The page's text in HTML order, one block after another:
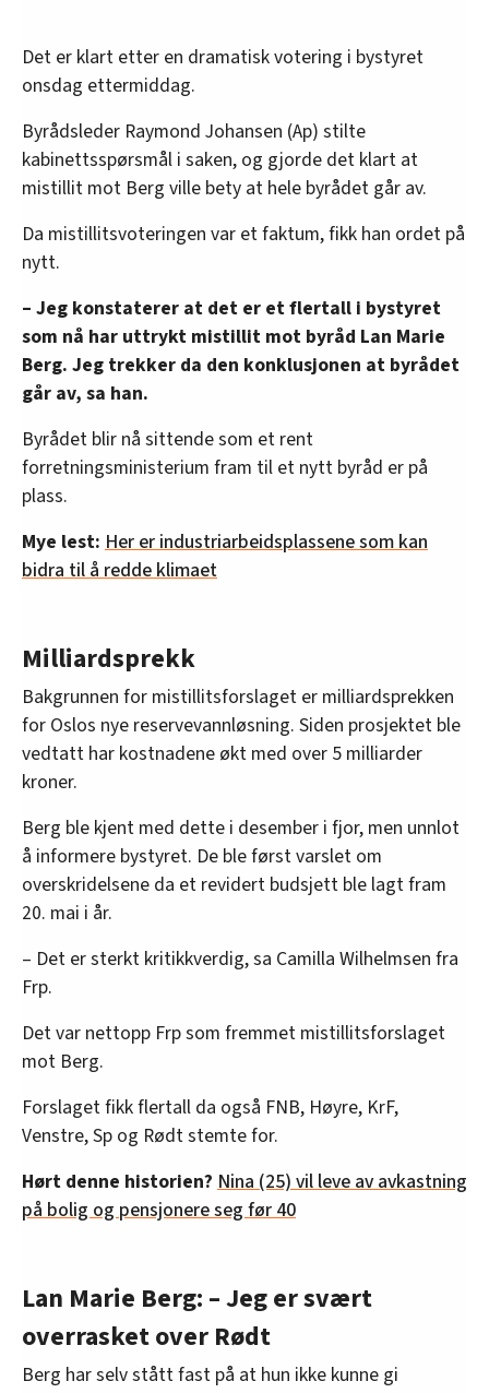
Det er klart etter en dramatisk votering i bystyret
onsdag ettermiddag.
Byrådsleder Raymond Johansen (Ap) stilte
kabinettsspørsmål i saken, og gjorde det klart at
mistillit mot Berg ville bety at hele byrådet går av.
Da mistillitsvoteringen var et faktum, fikk han ordet på
nytt.
– Jeg konstaterer at det er et flertall i bystyret
som nå har uttrykt mistillit mot byråd Lan Marie
Berg. Jeg trekker da den konklusjonen at byrådet
går av, sa han.
Byrådet blir nå sittende som et rent
forretningsministerium fram til et nytt byråd er på
plass.
Mye lest: Her er industriarbeidsplassene som kan
bidra til å redde klimaet
Milliardsprekk
Bakgrunnen for mistillitsforslaget er milliardsprekken
for Oslos nye reservevannløsning. Siden prosjektet ble
vedtatt har kostnadene økt med over 5 milliarder
kroner.
Berg ble kjent med dette i desember i fjor, men unnlot
å informere bystyret. De ble først varslet om
overskridelsene da et revidert budsjett ble lagt fram
20. mai i år.
– Det er sterkt kritikkverdig, sa Camilla Wilhelmsen fra
Frp.
Det var nettopp Frp som fremmet mistillitsforslaget
mot Berg.
Forslaget fikk flertall da også FNB, Høyre, KrF,
Venstre, Sp og Rødt stemte for.
Hørt denne historien? Nina (25) vil leve av avkastning
på bolig og pensjonere seg før 40
Lan Marie Berg: – Jeg er svært
overrasket over Rødt
Berg har selv stått fast på at hun ikke kunne gi